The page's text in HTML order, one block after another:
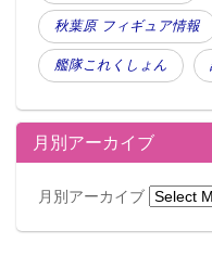
秋葉原 フィギュア情報
艦隊これくしょん
月別アーカイブ
月別アーカイブ